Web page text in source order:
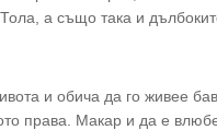
а също така и
и обича да го живее
права. Макар и да е